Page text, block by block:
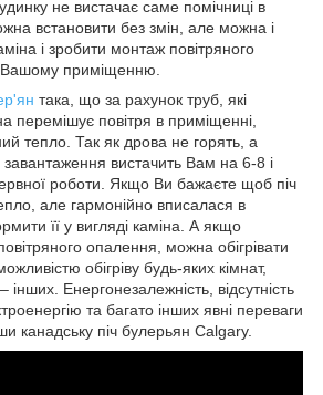
не вистачає саме помічниці в
встановити без змін, але можна і
і зробити монтаж повітряного
приміщенню.
така, що за рахунок труб, які
перемішує повітря в приміщенні,
тепло. Так як дрова не горять, а
завантаження вистачить Вам на 6-8 і
роботи. Якщо Ви бажаєте щоб піч
але гармонійно вписалася в
її у вигляді каміна. А якщо
опалення, можна обігрівати
обігріву будь-яких кімнат,
інших. Енергонезалежність, відсутність
та багато інших явні переваги
канадську піч булерьян Calgary.